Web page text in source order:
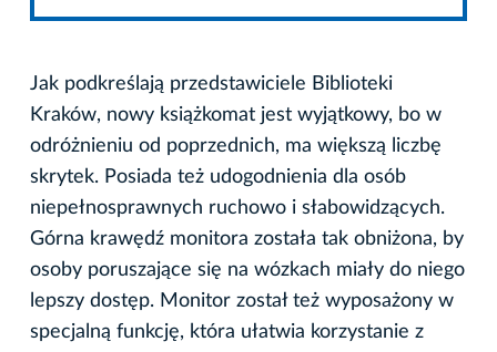
Jak podkreślają przedstawiciele Biblioteki
Kraków, nowy książkomat jest wyjątkowy, bo w
odróżnieniu od poprzednich, ma większą liczbę
skrytek. Posiada też udogodnienia dla osób
niepełnosprawnych ruchowo i słabowidzących.
Górna krawędź monitora została tak obniżona, by
osoby poruszające się na wózkach miały do niego
lepszy dostęp. Monitor został też wyposażony w
specjalną funkcję, która ułatwia korzystanie z